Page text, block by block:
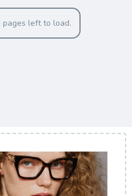
pages left to load.